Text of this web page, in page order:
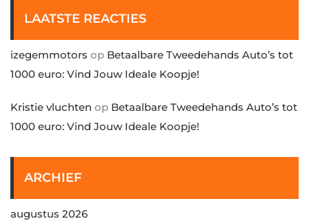
LAATSTE REACTIES
izegemmotors op Betaalbare Tweedehands Auto’s tot
1000 euro: Vind Jouw Ideale Koopje!
Kristie vluchten op Betaalbare Tweedehands Auto’s tot
1000 euro: Vind Jouw Ideale Koopje!
ARCHIEF
augustus 2026